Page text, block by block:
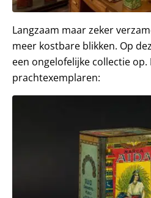
Langzaam maar zeker
meer kostbare blikken. Op
een ongelofelijke collectie
prachtexemplaren: